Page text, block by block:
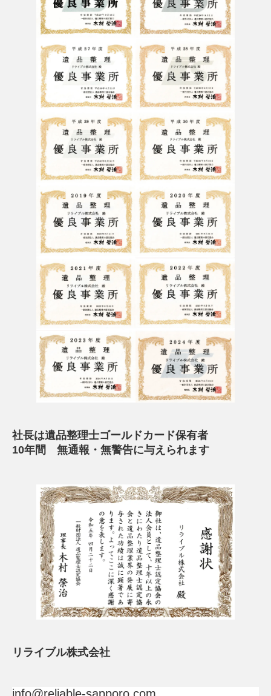
社長は遺品整理士ゴールドカード保有者
10年間 無通報・無警告に与えられます
リライブル株式会社